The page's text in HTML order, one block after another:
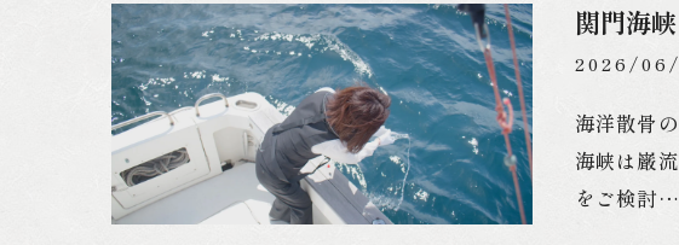
関門海
2026/
海洋散骨
海峡は巌
をご検討…